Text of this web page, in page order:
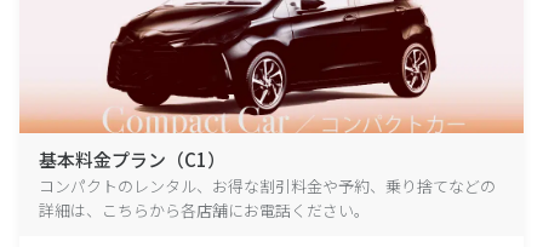
基本料金プラン（C1）
コンパクトのレンタル、お得な割引料金や予約、乗り捨てなどの
詳細は、こちらから各店舗にお電話ください。